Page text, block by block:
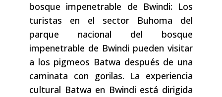
bosque impenetrable de Bwindi: Los
turistas en el sector Buhoma del
parque nacional del bosque
impenetrable de Bwindi pueden visitar
a los pigmeos Batwa después de una
caminata con gorilas. La experiencia
cultural Batwa en Bwindi está dirigida